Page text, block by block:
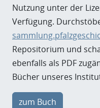
Nutzung unter der
Verfügung.
Repositorium und
ebenfalls als PDF
Bücher unseres
zum Buch